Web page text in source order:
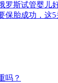
罗斯试管婴儿
保胎成功，这
吗？